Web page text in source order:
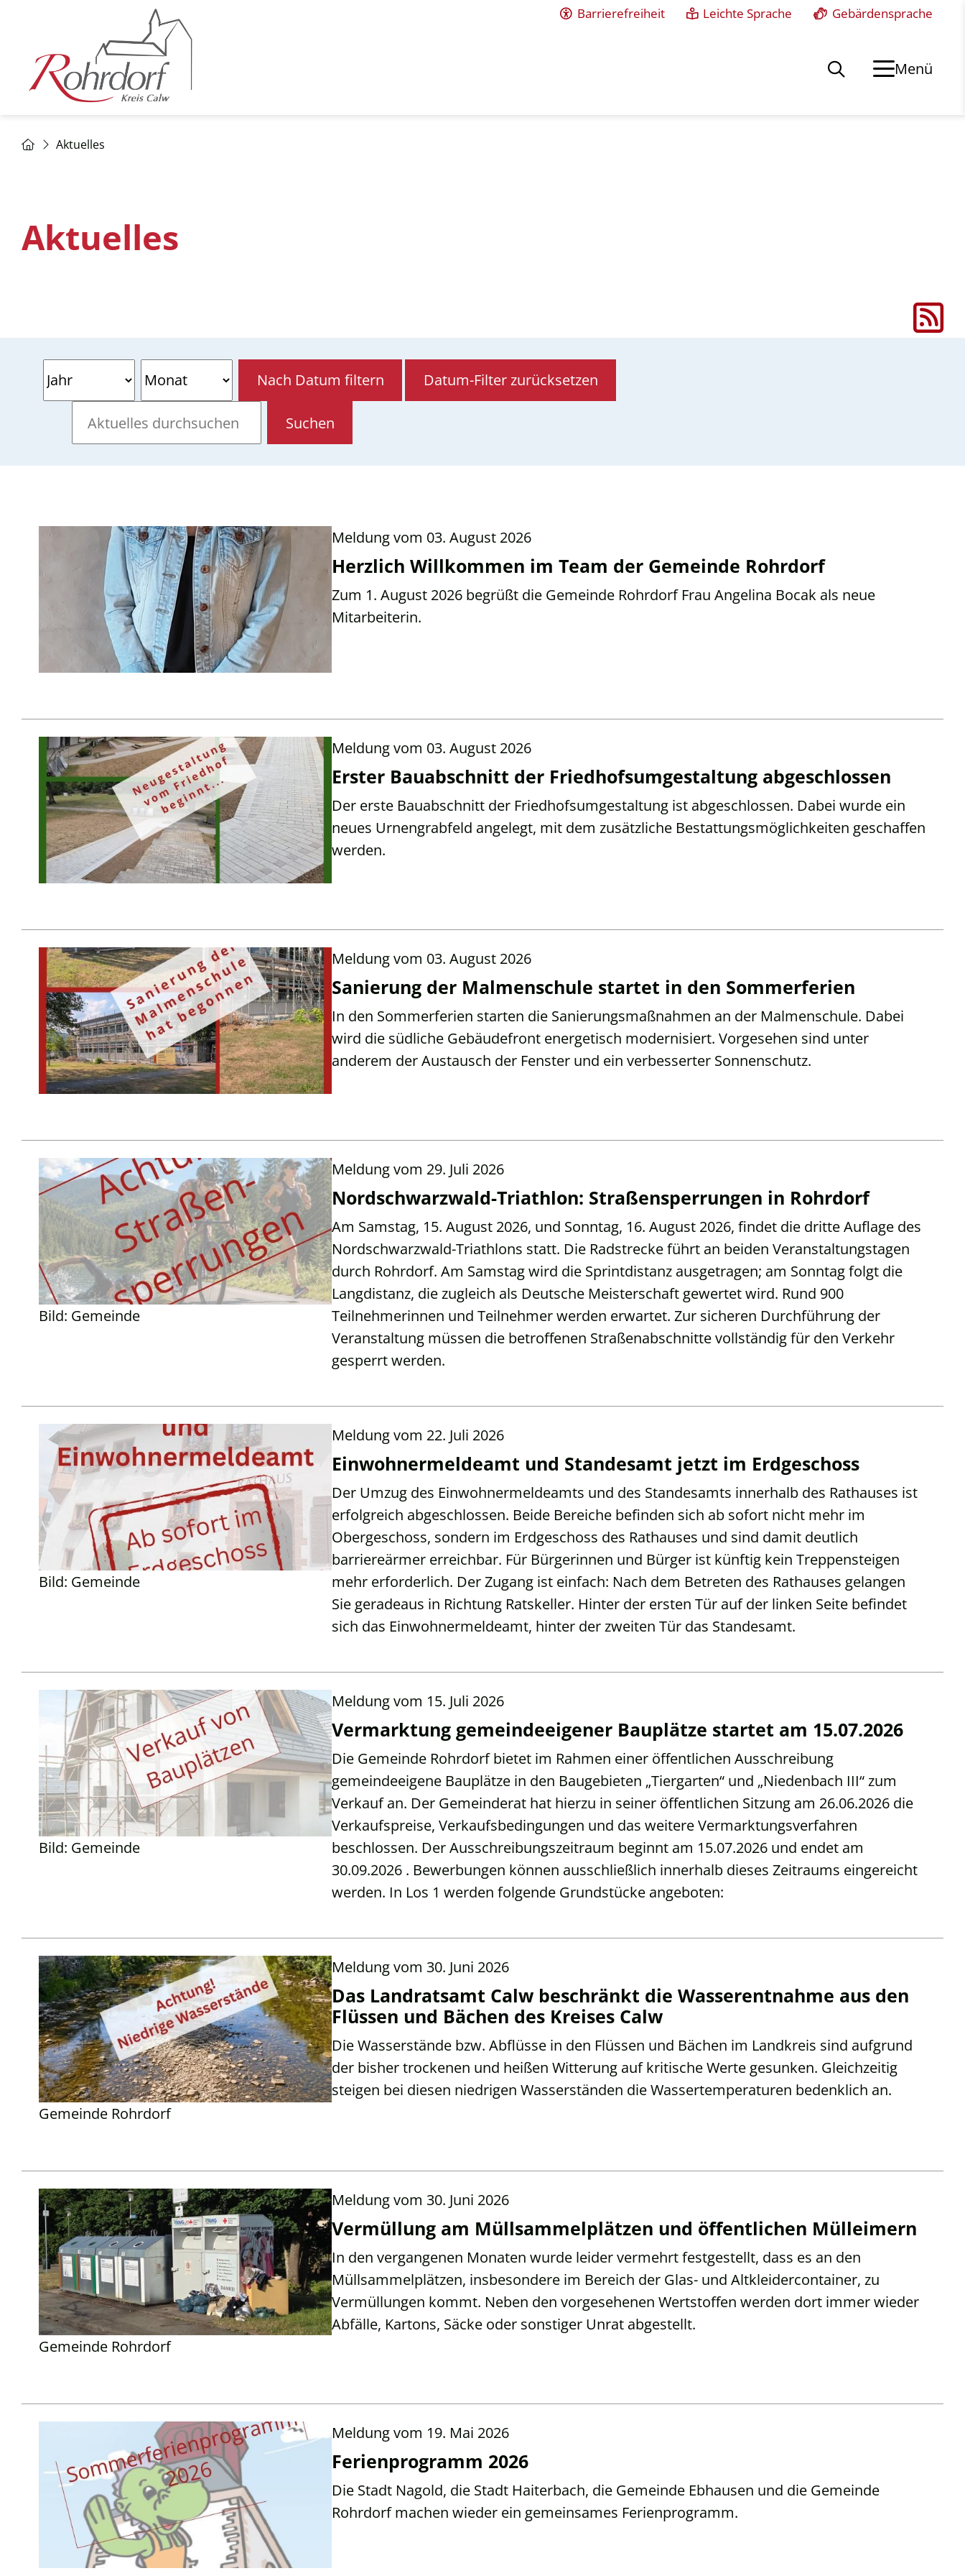
Barrierefreiheit Leichte Sprache Gebärdensprache
Menü
Aktuelles
Aktuelles
Nach Datum filtern Datum-Filter zurücksetzen
Meldung vom 03. August 2026
Herzlich Willkommen im Team der Gemeinde Rohrdorf
Zum 1. August 2026 begrüßt die Gemeinde Rohrdorf Frau Angelina Bocak als neue
Mitarbeiterin.
Meldung vom 03. August 2026
Erster Bauabschnitt der Friedhofsumgestaltung abgeschlossen
Der erste Bauabschnitt der Friedhofsumgestaltung ist abgeschlossen. Dabei wurde ein
neues Urnengrabfeld angelegt, mit dem zusätzliche Bestattungsmöglichkeiten geschaffen
werden.
Meldung vom 03. August 2026
Sanierung der Malmenschule startet in den Sommerferien
In den Sommerferien starten die Sanierungsmaßnahmen an der Malmenschule. Dabei
wird die südliche Gebäudefront energetisch modernisiert. Vorgesehen sind unter
anderem der Austausch der Fenster und ein verbesserter Sonnenschutz.
Bild: Gemeinde
Meldung vom 29. Juli 2026
Nordschwarzwald-Triathlon: Straßensperrungen in Rohrdorf
Am Samstag, 15. August 2026, und Sonntag, 16. August 2026, findet die dritte Auflage des
Nordschwarzwald-Triathlons statt. Die Radstrecke führt an beiden Veranstaltungstagen
durch Rohrdorf. Am Samstag wird die Sprintdistanz ausgetragen; am Sonntag folgt die
Langdistanz, die zugleich als Deutsche Meisterschaft gewertet wird. Rund 900
Teilnehmerinnen und Teilnehmer werden erwartet. Zur sicheren Durchführung der
Veranstaltung müssen die betroffenen Straßenabschnitte vollständig für den Verkehr
gesperrt werden.
Bild: Gemeinde
Meldung vom 22. Juli 2026
Einwohnermeldeamt und Standesamt jetzt im Erdgeschoss
Der Umzug des Einwohnermeldeamts und des Standesamts innerhalb des Rathauses ist
erfolgreich abgeschlossen. Beide Bereiche befinden sich ab sofort nicht mehr im
Obergeschoss, sondern im Erdgeschoss des Rathauses und sind damit deutlich
barriereärmer erreichbar. Für Bürgerinnen und Bürger ist künftig kein Treppensteigen
mehr erforderlich. Der Zugang ist einfach: Nach dem Betreten des Rathauses gelangen
Sie geradeaus in Richtung Ratskeller. Hinter der ersten Tür auf der linken Seite befindet
sich das Einwohnermeldeamt, hinter der zweiten Tür das Standesamt.
Bild: Gemeinde
Meldung vom 15. Juli 2026
Vermarktung gemeindeeigener Bauplätze startet am 15.07.2026
Die Gemeinde Rohrdorf bietet im Rahmen einer öffentlichen Ausschreibung
gemeindeeigene Bauplätze in den Baugebieten „Tiergarten“ und „Niedenbach III“ zum
Verkauf an. Der Gemeinderat hat hierzu in seiner öffentlichen Sitzung am 26.06.2026 die
Verkaufspreise, Verkaufsbedingungen und das weitere Vermarktungsverfahren
beschlossen. Der Ausschreibungszeitraum beginnt am 15.07.2026 und endet am
30.09.2026 . Bewerbungen können ausschließlich innerhalb dieses Zeitraums eingereicht
werden. In Los 1 werden folgende Grundstücke angeboten:
Gemeinde Rohrdorf
Meldung vom 30. Juni 2026
Das Landratsamt Calw beschränkt die Wasserentnahme aus den
Flüssen und Bächen des Kreises Calw
Die Wasserstände bzw. Abflüsse in den Flüssen und Bächen im Landkreis sind aufgrund
der bisher trockenen und heißen Witterung auf kritische Werte gesunken. Gleichzeitig
steigen bei diesen niedrigen Wasserständen die Wassertemperaturen bedenklich an.
Gemeinde Rohrdorf
Meldung vom 30. Juni 2026
Vermüllung am Müllsammelplätzen und öffentlichen Mülleimern
In den vergangenen Monaten wurde leider vermehrt festgestellt, dass es an den
Müllsammelplätzen, insbesondere im Bereich der Glas- und Altkleidercontainer, zu
Vermüllungen kommt. Neben den vorgesehenen Wertstoffen werden dort immer wieder
Abfälle, Kartons, Säcke oder sonstiger Unrat abgestellt.
Meldung vom 19. Mai 2026
Ferienprogramm 2026
Die Stadt Nagold, die Stadt Haiterbach, die Gemeinde Ebhausen und die Gemeinde
Rohrdorf machen wieder ein gemeinsames Ferienprogramm.